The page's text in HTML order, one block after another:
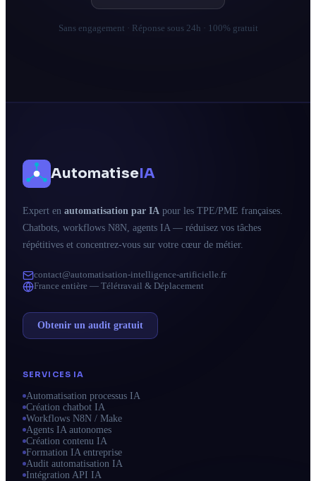
Sans engagement · Réponse sous 24h · 100% gratuit
AutomatiseIA
Expert en automatisation par IA pour les TPE/PME françaises.
Chatbots, workflows N8N, agents IA — réduisez vos tâches
répétitives et concentrez-vous sur votre cœur de métier.
contact@automatisation-intelligence-artificielle.fr
France entière — Télétravail & Déplacement
Obtenir un audit gratuit
SERVICES IA
Automatisation processus IA
Création chatbot IA
Workflows N8N / Make
Agents IA autonomes
Création contenu IA
Formation IA entreprise
Audit automatisation IA
Intégration API IA